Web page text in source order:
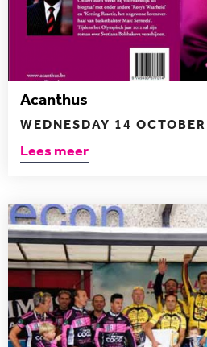
Acanthus
WEDNESDAY 14 OCTOBER
Lees meer